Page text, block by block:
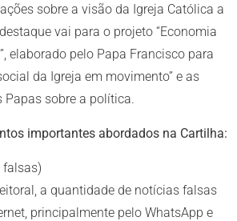
sobre a visão da Igreja Católica a
vai para o projeto “Economia
elaborado pelo Papa Francisco para
da Igreja em movimento” e as
Papas sobre a política.
importantes abordados na Cartilha:
falsas)
a quantidade de notícias falsas
principalmente pelo WhatsApp e